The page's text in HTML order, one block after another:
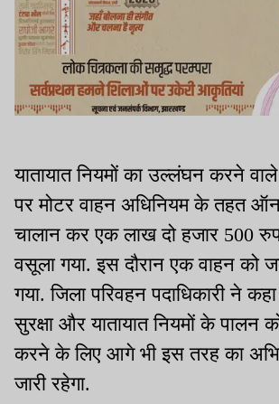
यातायात नियमों का उल्लंघन करने
पर मोटर वाहन अधिनियम के तहत
चालान कर एक लाख दो हजार 500
वसूला गया. इस दौरान एक वाहन को
गया. जिला परिवहन पदाधिकारी ने
सुरक्षा और यातायात नियमों के पालन
करने के लिए आगे भी इस तरह का
जारी रहेगा.